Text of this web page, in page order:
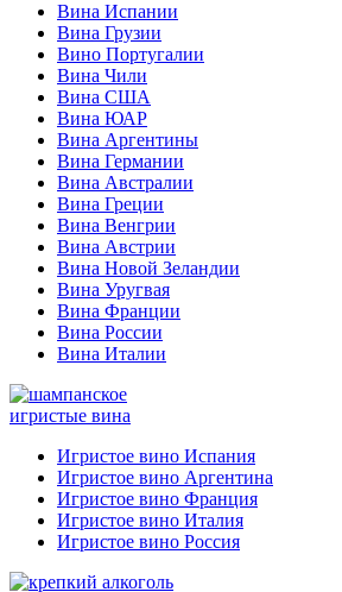
Вина Испании
Вина Грузии
Вино Португалии
Вина Чили
Вина США
Вина ЮАР
Вина Аргентины
Вина Германии
Вина Австралии
Вина Греции
Вина Венгрии
Вина Австрии
Вина Новой Зеландии
Вина Уругвая
Вина Франции
Вина России
Вина Италии
игристые вина
Игристое вино Испания
Игристое вино Аргентина
Игристое вино Франция
Игристое вино Италия
Игристое вино Россия